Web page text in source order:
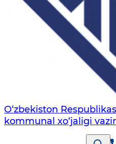
O‘zbekiston
kommunal xo‘jaligi